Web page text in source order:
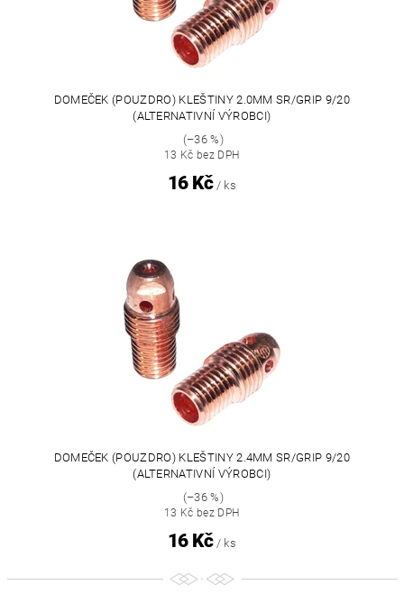
DOMEČEK (POUZDRO) KLEŠTINY 2.0MM SR/GRIP 9/20
(ALTERNATIVNÍ VÝROBCI)
(–36 %)
13 Kč bez DPH
16 Kč / ks
DOMEČEK (POUZDRO) KLEŠTINY 2.4MM SR/GRIP 9/20
(ALTERNATIVNÍ VÝROBCI)
(–36 %)
13 Kč bez DPH
16 Kč / ks